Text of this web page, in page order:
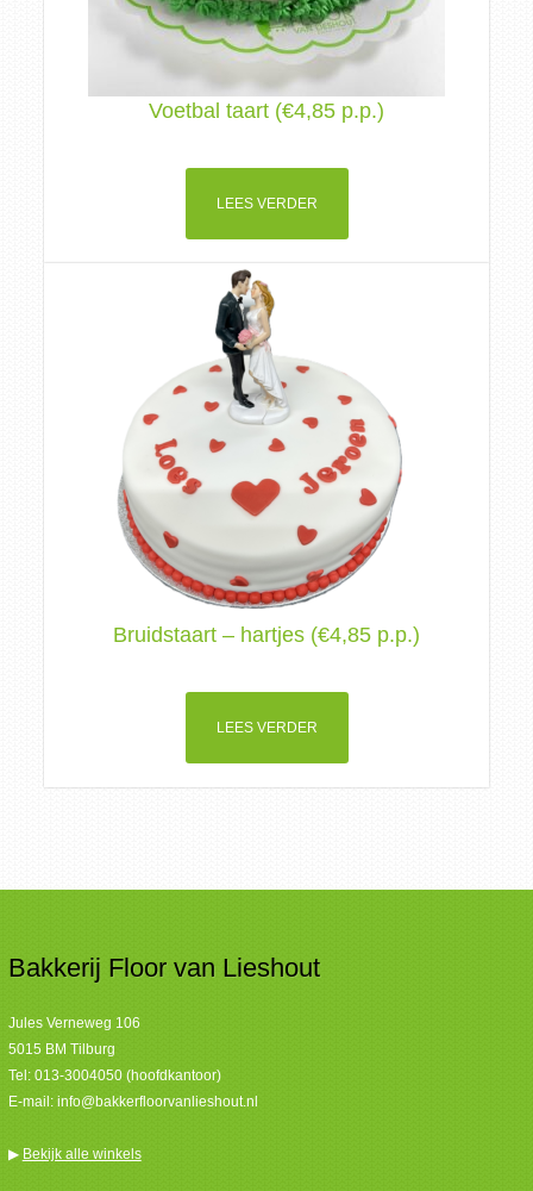
Voetbal taart (€4,85 p.p.)
LEES VERDER
Bruidstaart – hartjes (€4,85 p.p.)
LEES VERDER
Bakkerij Floor van Lieshout
Jules Verneweg 106
5015 BM Tilburg
Tel: 013-3004050 (hoofdkantoor)
E-mail: info@bakkerfloorvanlieshout.nl
▶ Bekijk alle winkels